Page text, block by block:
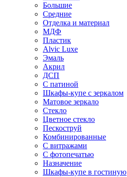
Большие
Средние
Отделка и материал
МДФ
Пластик
Alvic Luxe
Эмаль
Акрил
ДСП
С патиной
Шкафы-купе с зеркалом
Матовое зеркало
Стекло
Цветное стекло
Пескоструй
Комбинированные
С витражами
С фотопечатью
Назначение
Шкафы-купе в гостиную